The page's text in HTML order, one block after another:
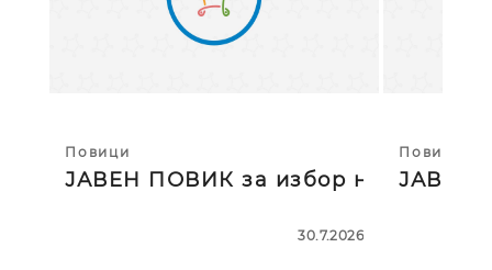
Повици
ЈАВЕН ПОВИК за избор на тројца
30.7.2026
Повици
ЈАВЕН